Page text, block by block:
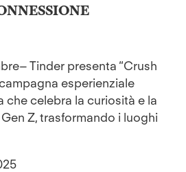
Tinder presenta “Crush
esperienziale
che celebra la curiosità e la
Z, trasformando i luoghi